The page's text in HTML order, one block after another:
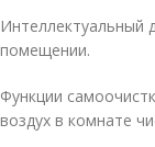
Интеллектуальный
помещении.
Функции
воздух в комнате